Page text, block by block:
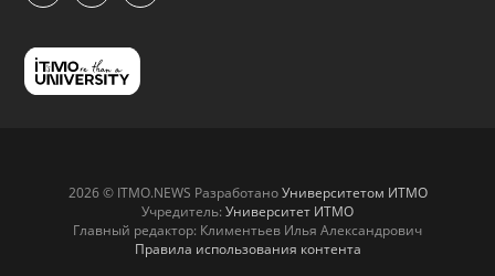
2026 © ITMO.NEWS РазработаноУниверситетом ИТМО
Учредитель: Университет ИТМО
Главный редактор: Климентьев Илья Александрович
Правила использования контента